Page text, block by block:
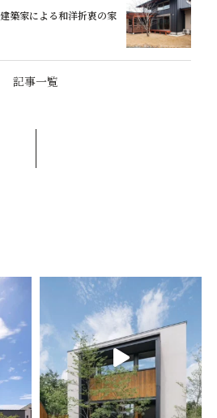
記事一覧
建築家による和洋折衷の家